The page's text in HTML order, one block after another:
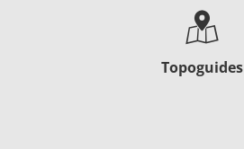
Topoguides